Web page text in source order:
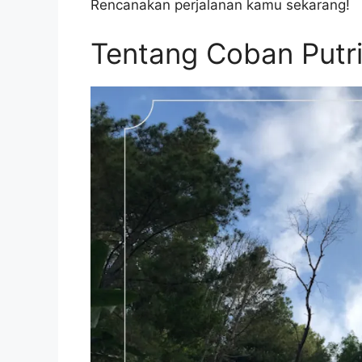
Rencanakan perjalanan kamu sekarang!
Tentang Coban Putri